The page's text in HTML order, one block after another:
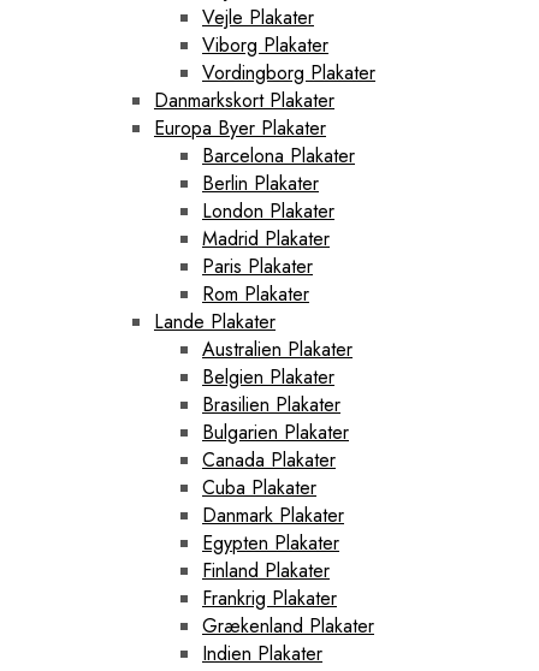
Vejle Plakater
Viborg Plakater
Vordingborg Plakater
Danmarkskort Plakater
Europa Byer Plakater
Barcelona Plakater
Berlin Plakater
London Plakater
Madrid Plakater
Paris Plakater
Rom Plakater
Lande Plakater
Australien Plakater
Belgien Plakater
Brasilien Plakater
Bulgarien Plakater
Canada Plakater
Cuba Plakater
Danmark Plakater
Egypten Plakater
Finland Plakater
Frankrig Plakater
Grækenland Plakater
Indien Plakater